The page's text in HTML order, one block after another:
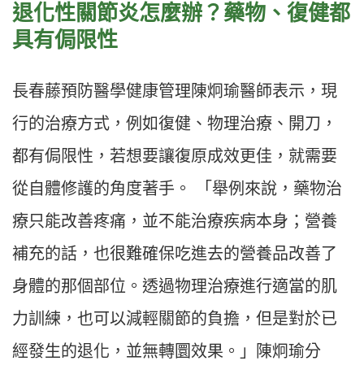
退化性關節炎怎麼辦？藥物、復健都
具有侷限性
長春藤預防醫學健康管理陳炯瑜醫師表示，現
行的治療方式，例如復健、物理治療、開刀，
都有侷限性，若想要讓復原成效更佳，就需要
從自體修護的角度著手。 「舉例來說，藥物治
療只能改善疼痛，並不能治療疾病本身；營養
補充的話，也很難確保吃進去的營養品改善了
身體的那個部位。透過物理治療進行適當的肌
力訓練，也可以減輕關節的負擔，但是對於已
經發生的退化，並無轉圜效果。」陳炯瑜分